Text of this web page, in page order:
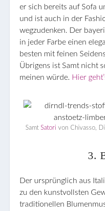
er sich bereits auf Sofa
und ist auch in der
wegzudenken. Der
in jeder Farbe einen
besten mit feinen
Übrigens ist Samt nicht
meinen würde. Hier
Samt Satori von Chivasso,
3.
Der ursprünglich aus
zu den kunstvollsten
traditionellen